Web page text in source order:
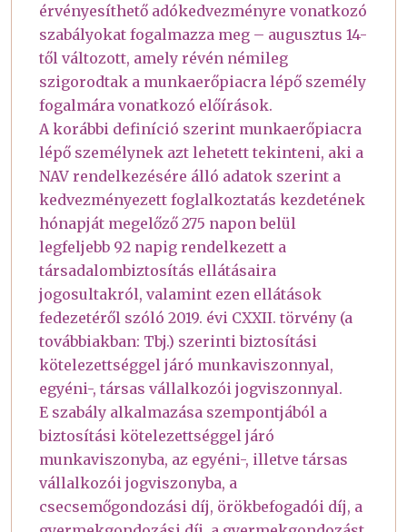
érvényesíthető adókedvezményre vonatkozó
szabályokat fogalmazza meg – augusztus 14-
től változott, amely révén némileg
szigorodtak a munkaerőpiacra lépő személy
fogalmára vonatkozó előírások.
A korábbi definíció szerint munkaerőpiacra
lépő személynek azt lehetett tekinteni, aki a
NAV rendelkezésére álló adatok szerint a
kedvezményezett foglalkoztatás kezdetének
hónapját megelőző 275 napon belül
legfeljebb 92 napig rendelkezett a
társadalombiztosítás ellátásaira
jogosultakról, valamint ezen ellátások
fedezetéről szóló 2019. évi CXXII. törvény (a
továbbiakban: Tbj.) szerinti biztosítási
kötelezettséggel járó munkaviszonnyal,
egyéni-, társas vállalkozói jogviszonnyal.
E szabály alkalmazása szempontjából a
biztosítási kötelezettséggel járó
munkaviszonyba, az egyéni-, illetve társas
vállalkozói jogviszonyba, a
csecsemőgondozási díj, örökbefogadói díj, a